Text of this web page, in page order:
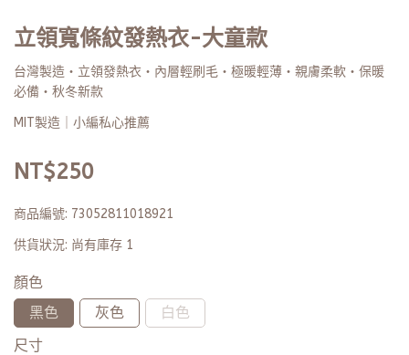
立領寬條紋發熱衣-大童款
台灣製造・立領發熱衣・內層輕刷毛・極暖輕薄・親膚柔軟・保暖
必備・秋冬新款
MIT製造｜小編私心推薦
NT$250
商品編號: 73052811018921
供貨狀況: 尚有庫存 1
顏色
黑色
灰色
白色
尺寸